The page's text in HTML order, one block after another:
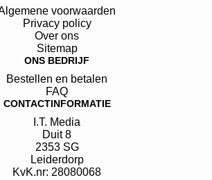
voorwaarden
Privacy policy
Over ons
Sitemap
ONS BEDRIJF
Bestellen en betalen
FAQ
CONTACTINFORMATIE
I.T. Media
Duit8
2353 SG
Leiderdorp
KvK.nr: 28080068